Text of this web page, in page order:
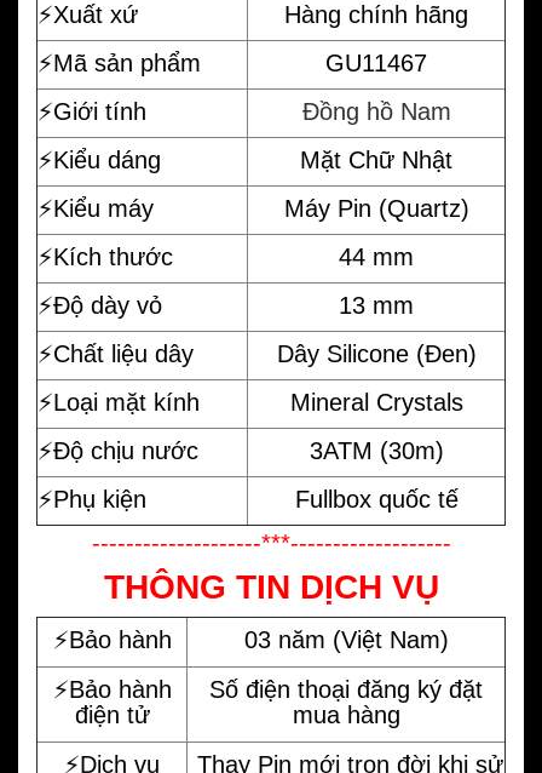
⚡️Xuất xứ
Hàng chính hãng
⚡️Mã sản phẩm
GU11467
⚡️Giới tính
Đồng hồ Nam
⚡️Kiểu dáng
Mặt Chữ Nhật
⚡️Kiểu máy
Máy Pin (Quartz)
⚡️Kích thước
44 mm
⚡️Độ dày vỏ
13 mm
⚡️Chất liệu dây
Dây Silicone (Đen)
⚡️Loại mặt kính
Mineral Crystals
⚡️Độ chịu nước
3ATM (30m)
⚡️Phụ kiện
Fullbox quốc tế
--------------------***-------------------
THÔNG TIN DỊCH VỤ
⚡️Bảo hành
03 năm (Việt Nam)
⚡️Bảo hành
điện tử
Số điện thoại đăng ký đặt
mua hàng
⚡️Dịch vụ
Thay Pin mới trọn đời khi sử